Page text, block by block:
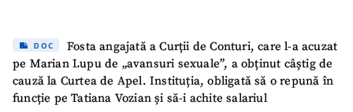
DOC
Fosta angajată a Curții de Conturi, care l-a acuzat
pe Marian Lupu de „avansuri sexuale”, a obținut câștig de
cauză la Curtea de Apel. Instituția, obligată să o repună în
funcție pe Tatiana Vozian și să-i achite salariul
Titlu știre+ Adaugă titlu
Fotografie
+ Încarcă imagine